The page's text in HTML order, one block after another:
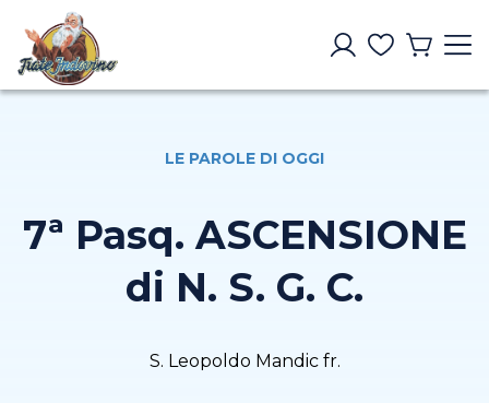
LE PAROLE DI OGGI
7ª Pasq. ASCENSIONE
di N. S. G. C.
S. Leopoldo Mandic fr.